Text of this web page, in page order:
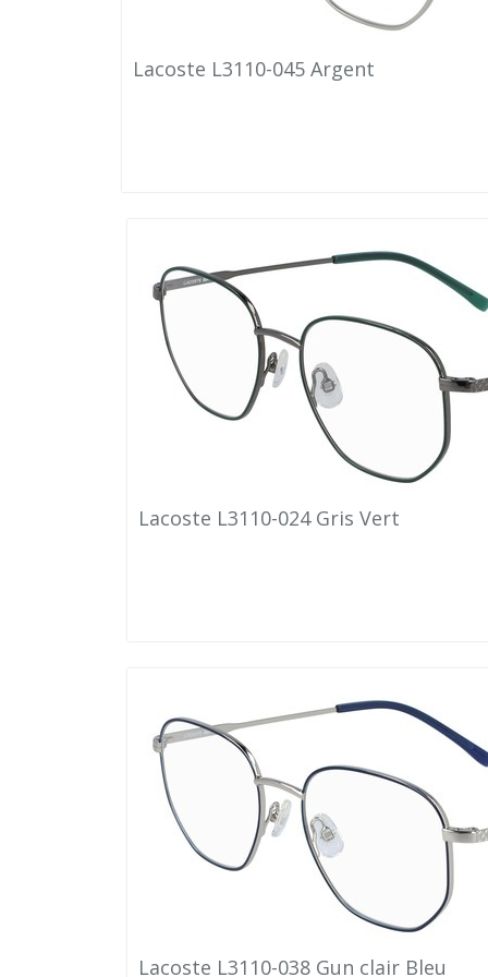
Lacoste L3110-045 Argent
Lacoste L3110-024 Gris Vert
Lacoste L3110-038 Gun clair Bleu